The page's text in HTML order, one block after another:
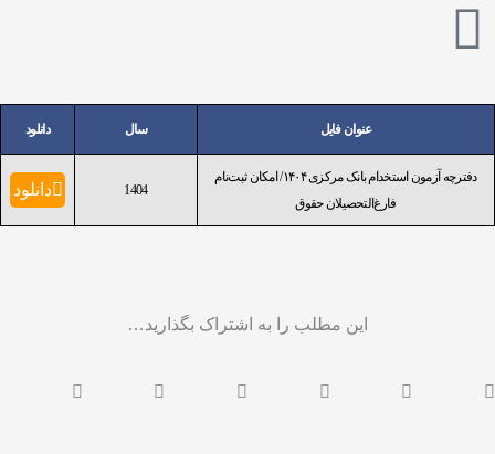
عنوان فایل سال دانلود
دفترچه آزمون استخدام بانک مرکزی ۱۴۰۴/ امکان ثبت‌نام
فارغ‌التحصیلان حقوق
1404 دانلود
این مطلب را به اشتراک بگذارید…